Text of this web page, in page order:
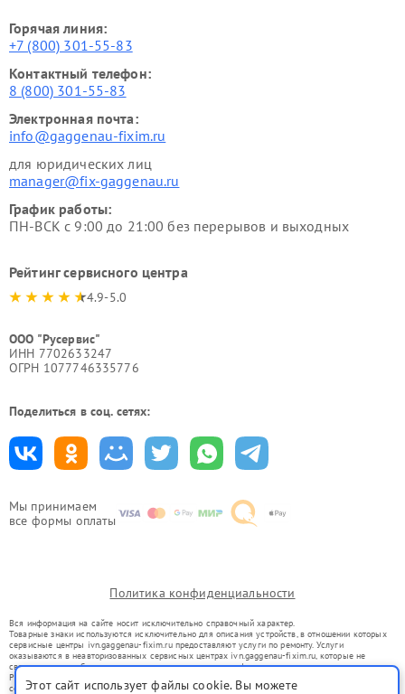
Мы принимаем
все формы оплаты
Горячая линия:
+7 (800) 301-55-83
Контактный телефон:
8 (800) 301-55-83
Электронная почта:
info@gaggenau-fixim.ru
для юридических лиц
manager@fix-gaggenau.ru
График работы:
ПН-ВСК с 9:00 до 21:00 без перерывов и выходных
Рейтинг сервисного центра
4.9-5.0
ООО "Русервис"
ИНН 7702633247
ОГРН 1077746335776
Поделиться в соц. сетях:
Политика конфиденциальности
Вся информация на сайте носит исключительно справочный характер.
Товарные знаки используются исключительно для описания устройств, в отношении которых
сервисные центры ivn.gaggenau-fixim.ru предоставляют услуги по ремонту. Услуги
оказываются в неавторизованных сервисных центрах ivn.gaggenau-fixim.ru, которые не
связаны с правообладателями товарных знаков или их официальными представителями.
Ремонт осуществляется для устройств, уже введенных в гражданский оборот в соответствии
со статьей 1487 ГК РФ.
Этот сайт использует файлы cookie. Вы можете